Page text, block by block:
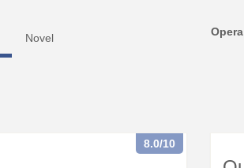
Novel Opera
8.0/10